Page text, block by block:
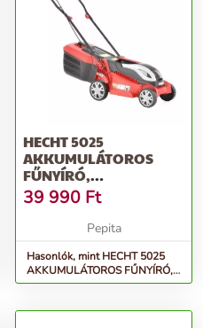
HECHT 5025
AKKUMULÁTOROS
FŰNYÍRÓ,
AKKU+TÖLTŐ NEM
TARTOZÉK
39 990 Ft
Pepita
Hasonlók, mint HECHT 5025
AKKUMULÁTOROS FŰNYÍRÓ,
akku+töltő nem tartozék